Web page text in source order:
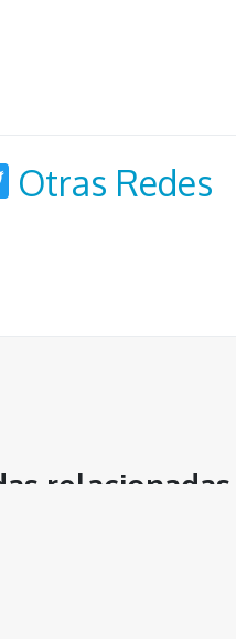
Twitter
Otras Redes
relacionadas